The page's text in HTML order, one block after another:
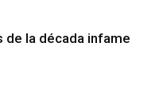
de la década infame